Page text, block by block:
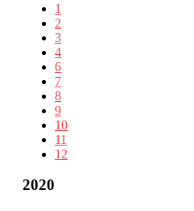
1
2
3
4
6
7
8
9
10
11
12
2020